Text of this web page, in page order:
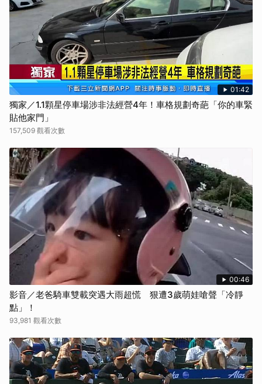
01:42
獨家／1.1顆星停車場涉非法經營4年！車格規劃奇葩「你的車緊
貼他家門」
157,509 觀看次數
00:46
影音／老爸騎車雙載突遇大雨超慌 狠遭3歲萌娃嗆聲「冷靜
點」！
93,981 觀看次數